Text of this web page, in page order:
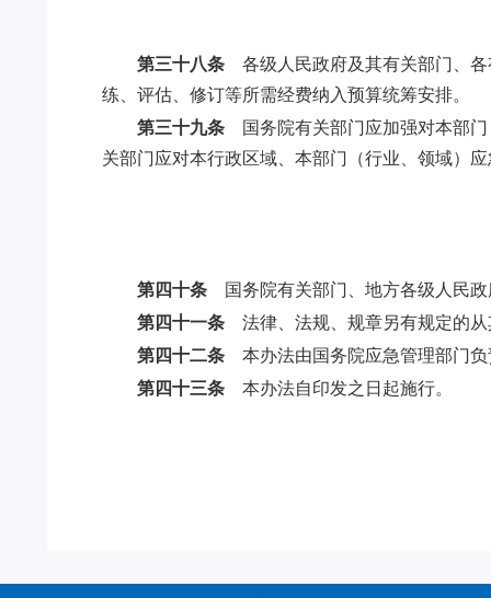
第三十八条 各级人民政府及其有关部门、各
练、评估、修订等所需经费纳入预算统筹安排。
第三十九条 国务院有关部门应加强对本部门
关部门应对本行政区域、本部门（行业、领域）
第四十条 国务院有关部门、地方各级人民
第四十一条 法律、法规、规章另有规定的
第四十二条 本办法由国务院应急管理部门负
第四十三条 本办法自印发之日起施行。